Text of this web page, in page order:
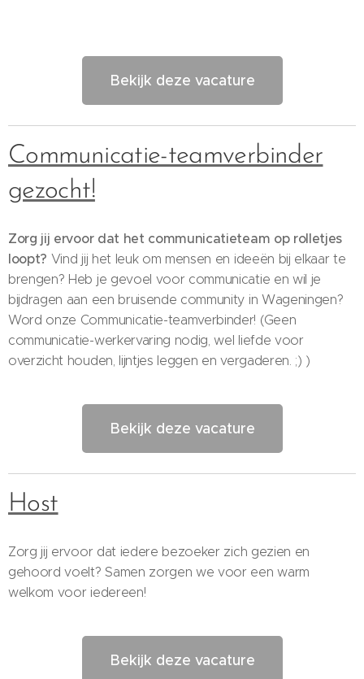
Bekijk deze vacature
Communicatie-teamverbinder
gezocht!
Zorg jij ervoor dat het communicatieteam op rolletjes
loopt? Vind jij het leuk om mensen en ideeën bij elkaar te
brengen? Heb je gevoel voor communicatie en wil je
bijdragen aan een bruisende community in Wageningen?
Word onze Communicatie-teamverbinder! (Geen
communicatie-werkervaring nodig, wel liefde voor
overzicht houden, lijntjes leggen en vergaderen. ;) )
Bekijk deze vacature
Host
Zorg jij ervoor dat iedere bezoeker zich gezien en
gehoord voelt? Samen zorgen we voor een warm
welkom voor iedereen!
Bekijk deze vacature